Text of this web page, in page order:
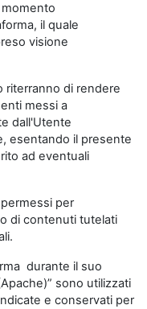
il quale
visione
riterranno di rendere
messi a
dall'Utente
esentando il presente
ad eventuali
per
di contenuti tutelati
durante il suo
sono utilizzati
e conservati per